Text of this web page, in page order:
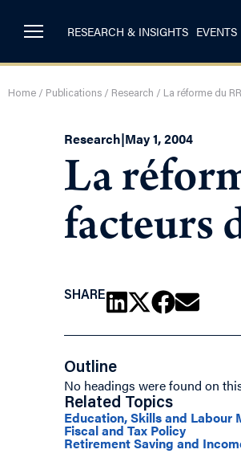
RESEARCH & INSIGHTS EVENTS
Home / Publications / Research / La réforme du
Research|May 1, 2004
La
facteurs
SHARE
Outline
No headings were found on
Related Topics
Education, Skills and Labour
Fiscal and Tax Policy
Retirement Saving and